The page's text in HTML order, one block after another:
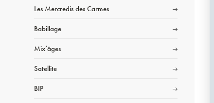
Les Mercredis des Carmes
Babillage
Mix’âges
Satellite
BIP